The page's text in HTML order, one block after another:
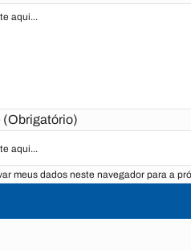
(Obrigatório)
meus dados neste navegador para a